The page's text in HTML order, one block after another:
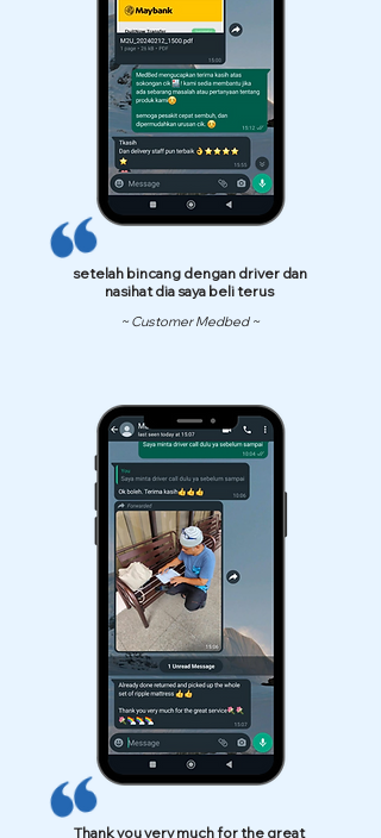
setelah bincang dengan driver dan
nasihat dia saya beli terus
~ Customer Medbed ~
Thank you very much for the great